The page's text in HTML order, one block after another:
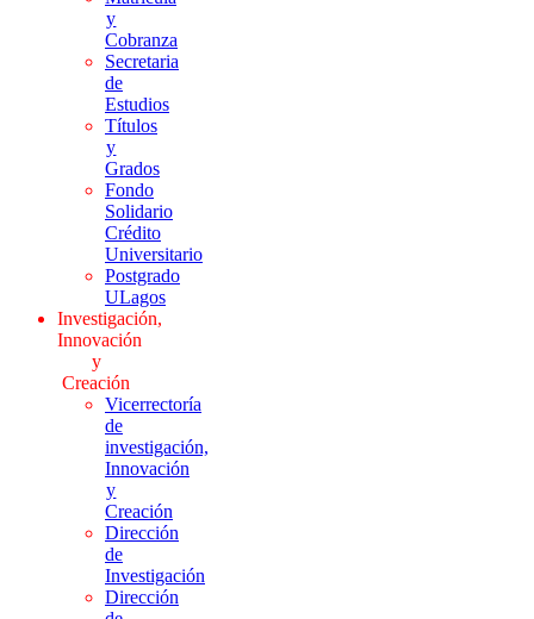
y
Cobranza
Secretaria
de
Estudios
Títulos
y
Grados
Fondo
Solidario
Crédito
Universitario
Postgrado
ULagos
Investigación,
Innovación
y
Creación
Vicerrectoría
de
investigación,
Innovación
y
Creación
Dirección
de
Investigación
Dirección